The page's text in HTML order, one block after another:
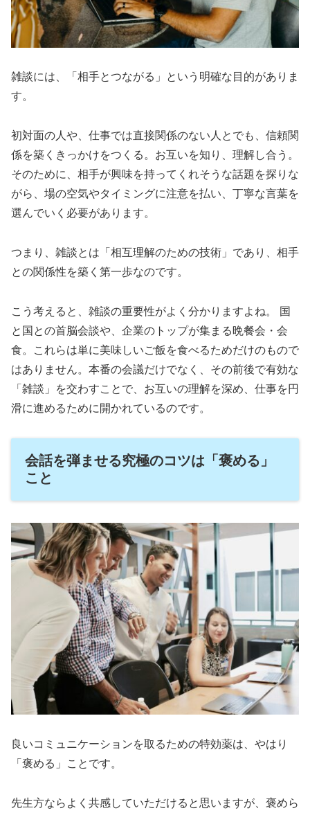
雑談には、「相手とつながる」という明確な目的がありま
す。
初対面の人や、仕事では直接関係のない人とでも、信頼関
係を築くきっかけをつくる。お互いを知り、理解し合う。
そのために、相手が興味を持ってくれそうな話題を探りな
がら、場の空気やタイミングに注意を払い、丁寧な言葉を
選んでいく必要があります。
つまり、雑談とは「相互理解のための技術」であり、相手
との関係性を築く第一歩なのです。
こう考えると、雑談の重要性がよく分かりますよね。 国
と国との首脳会談や、企業のトップが集まる晩餐会・会
食。これらは単に美味しいご飯を食べるためだけのもので
はありません。本番の会議だけでなく、その前後で有効な
「雑談」を交わすことで、お互いの理解を深め、仕事を円
滑に進めるために開かれているのです。
会話を弾ませる究極のコツは「褒める」
こと
良いコミュニケーションを取るための特効薬は、やはり
「褒める」ことです。
先生方ならよく共感していただけると思いますが、褒めら